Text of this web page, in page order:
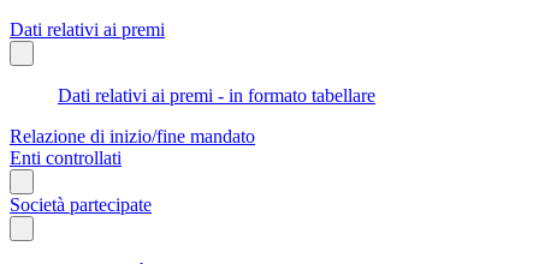
Dati relativi ai premi
Dati relativi ai premi - in formato tabellare
Relazione di inizio/fine mandato
Enti controllati
Società partecipate